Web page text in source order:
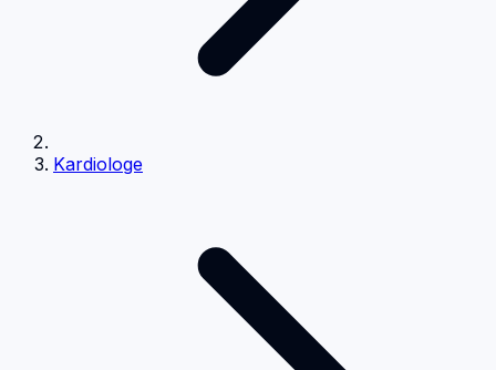
Kardiologe